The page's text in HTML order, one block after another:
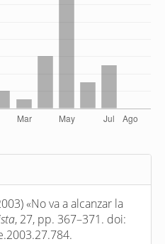
«No va a alcanzar la
, 27, pp. 367–371. doi: